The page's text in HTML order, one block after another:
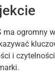
ma ogromny
i